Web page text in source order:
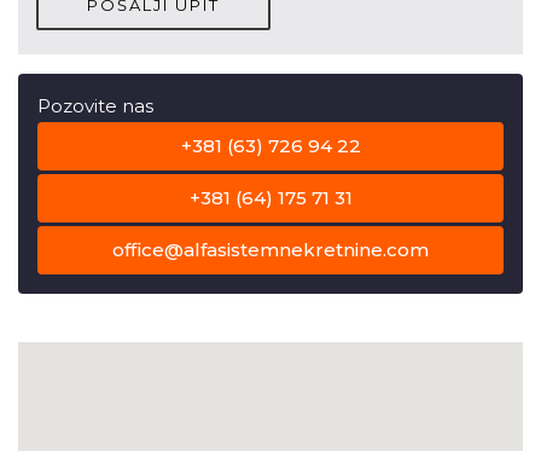
POŠALJI UPIT
Pozovite nas
+381 (63) 726 94 22
+381 (64) 175 71 31
office@alfasistemnekretnine.com